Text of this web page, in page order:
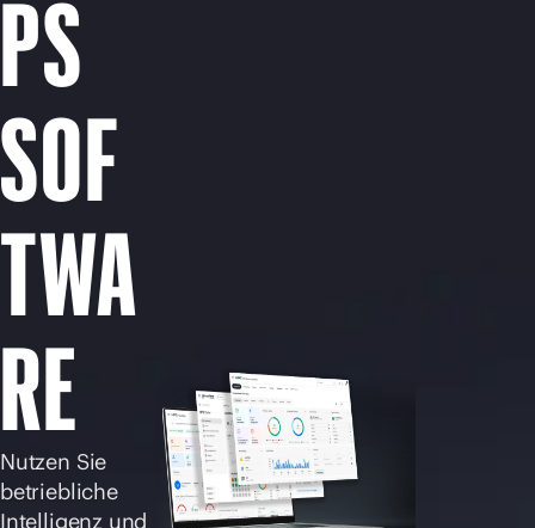
PS
SOF
TWA
RE
Nutzen Sie
betriebliche
Intelligenz und